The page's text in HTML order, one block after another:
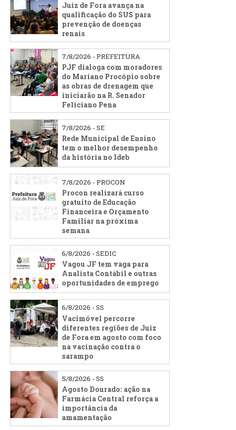
Juiz de Fora avança na
qualificação do SUS para
prevenção de doenças
renais
7/8/2026 - PREFEITURA
PJF dialoga com moradores
do Mariano Procópio sobre
as obras de drenagem que
iniciarão na R. Senador
Feliciano Pena
7/8/2026 - SE
Rede Municipal de Ensino
tem o melhor desempenho
da história no Ideb
7/8/2026 - PROCON
Procon realizará curso
gratuito de Educação
Financeira e Orçamento
Familiar na próxima
semana
6/8/2026 - SEDIC
Vagou JF tem vaga para
Analista Contábil e outras
oportunidades de emprego
6/8/2026 - SS
Vacimóvel percorre
diferentes regiões de Juiz
de Fora em agosto com foco
na vacinação contra o
sarampo
5/8/2026 - SS
Agosto Dourado: ação na
Farmácia Central reforça a
importância da
amamentação